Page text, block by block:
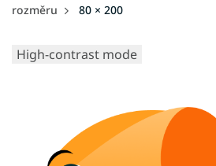
rozměru
80 × 200
High-contrast mode